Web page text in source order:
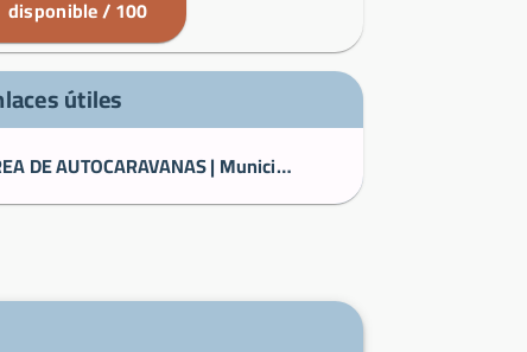
disponible / 100
útiles
ÁREA DE AUTOCARAVANAS | Municipio de Camaret sur Mer